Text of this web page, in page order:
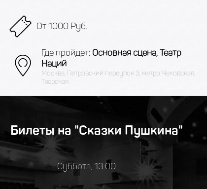
От 1000 Руб.
Где пройдет: Основная сцена, Театр
Наций
Москва, Петровский переулок 3, метро Чеховская,
Тверская
Билеты на "Сказки Пушкина"
Суббота, 13:00